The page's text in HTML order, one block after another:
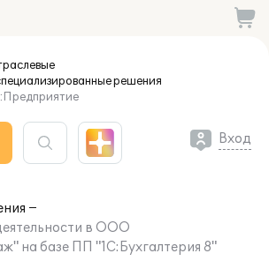
решения
Вход
в ООО
на базе ПП "1С:Бухгалтерия 8"